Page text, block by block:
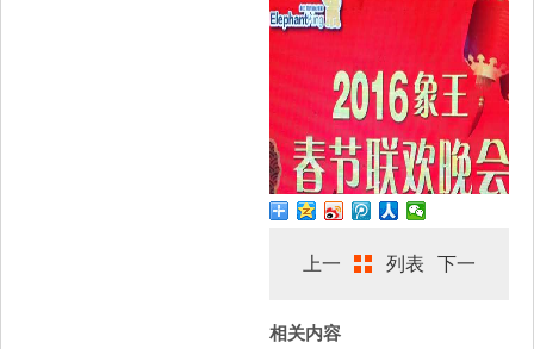
上一
篇
列表 下一
相关内容